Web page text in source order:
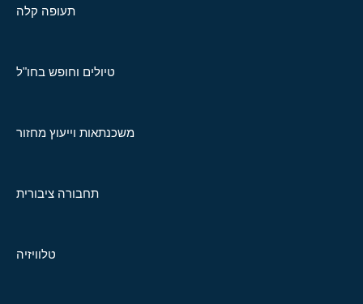
תעופה קלה
טיולים וחופש בחו"ל
משכנתאות וייעוץ מחזור
תחבורה ציבורית
טלוויזיה